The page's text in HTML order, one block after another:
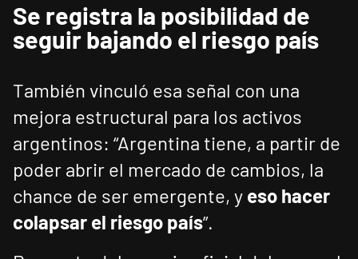
Se registra la posibilidad de
seguir bajando el riesgo país
También vinculó esa señal con una
mejora estructural para los activos
argentinos: “Argentina tiene, a partir de
poder abrir el mercado de cambios, la
chance de ser emergente, y eso hacer
colapsar el riesgo país”.